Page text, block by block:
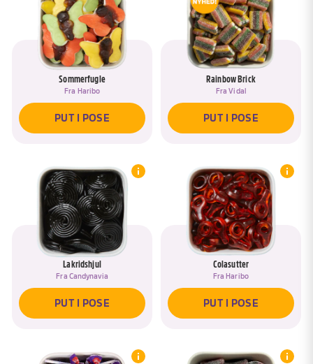
Sommerfugle
Fra Haribo
PUT I POSE
Rainbow Brick
FraVidal
PUT I POSE
Lakridshjul
Fra Candynavia
PUT I POSE
Colasutter
Fra Haribo
PUT I POSE
JA, TILFØJ TIL <SPAN DATA-ASK-
RENAME-TITLE>{{POSE}}</SPAN>
NEJ, NAVNGIV EN NY POSE